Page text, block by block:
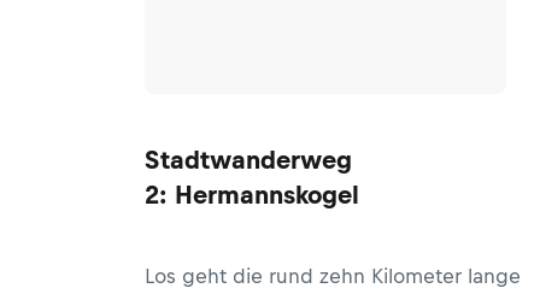
Stadtwanderweg
2: Hermannskogel
Los geht die rund zehn Kilometer lange